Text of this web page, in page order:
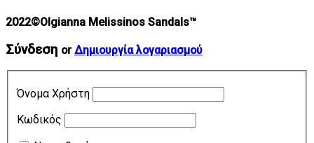
2022©Olgianna Melissinos Sandals™
Σύνδεση orΔημιουργία λογαριασμού
Όνομα Χρήστη
Κωδικός